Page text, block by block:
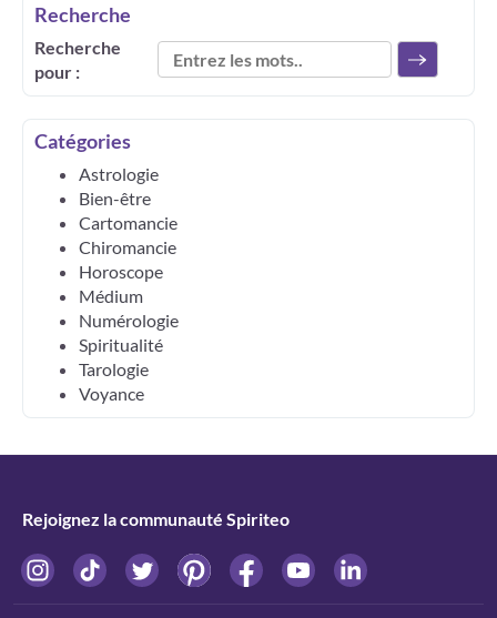
Recherche
Recherche
pour :
Catégories
Astrologie
Bien-être
Cartomancie
Chiromancie
Horoscope
Médium
Numérologie
Spiritualité
Tarologie
Voyance
Rejoignez la communauté Spiriteo